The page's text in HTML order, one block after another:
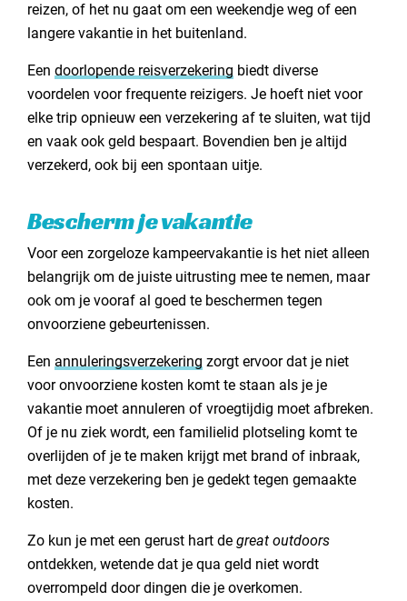
reizen, of het nu gaat om een weekendje weg of een
langere vakantie in het buitenland.
Een doorlopende reisverzekering biedt diverse
voordelen voor frequente reizigers. Je hoeft niet voor
elke trip opnieuw een verzekering af te sluiten, wat tijd
en vaak ook geld bespaart. Bovendien ben je altijd
verzekerd, ook bij een spontaan uitje.
Bescherm je vakantie
Voor een zorgeloze kampeervakantie is het niet alleen
belangrijk om de juiste uitrusting mee te nemen, maar
ook om je vooraf al goed te beschermen tegen
onvoorziene gebeurtenissen.
Een annuleringsverzekering zorgt ervoor dat je niet
voor onvoorziene kosten komt te staan als je je
vakantie moet annuleren of vroegtijdig moet afbreken.
Of je nu ziek wordt, een familielid plotseling komt te
overlijden of je te maken krijgt met brand of inbraak,
met deze verzekering ben je gedekt tegen gemaakte
kosten.
Zo kun je met een gerust hart de great outdoors
ontdekken, wetende dat je qua geld niet wordt
overrompeld door dingen die je overkomen.